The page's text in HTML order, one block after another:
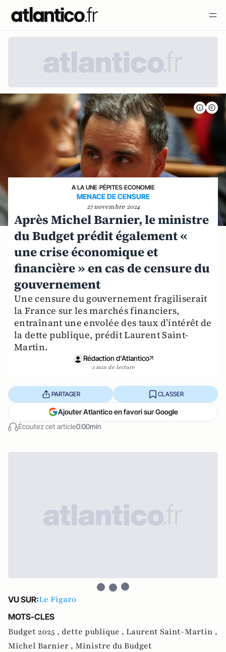
A LA UNE›PÉPITES›ECONOMIE
MENACE DE CENSURE
27 novembre 2024
Après Michel Barnier, le ministre
du Budget prédit également «
une crise économique et
financière » en cas de censure du
gouvernement
Une censure du gouvernement fragiliserait
la France sur les marchés financiers,
entraînant une envolée des taux d’intérêt de
la dette publique, prédit Laurent Saint-
Martin.
Rédaction d'Atlantico
2 min de lecture
Écoutez cet article0:00min
PARTAGER CLASSER
Ajouter Atlantico en favori sur Google
VU SUR:Le Figaro
MOTS-CLES
Budget 2025 , dette publique , Laurent Saint-Martin ,
Michel Barnier , Ministre du Budget